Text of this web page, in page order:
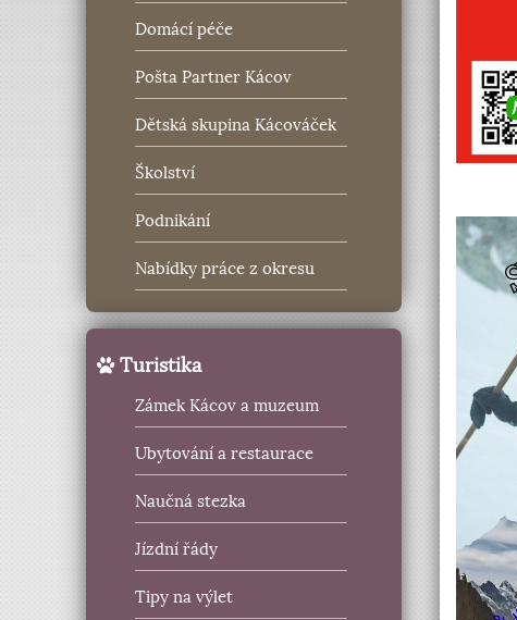
Domácí péče
Pošta Partner Kácov
Dětská skupina Kácováček
Školství
Podnikání
Nabídky práce z okresu
Turistika
Zámek Kácov a muzeum
Ubytování a restaurace
Naučná stezka
Jízdní řády
Tipy na výlet